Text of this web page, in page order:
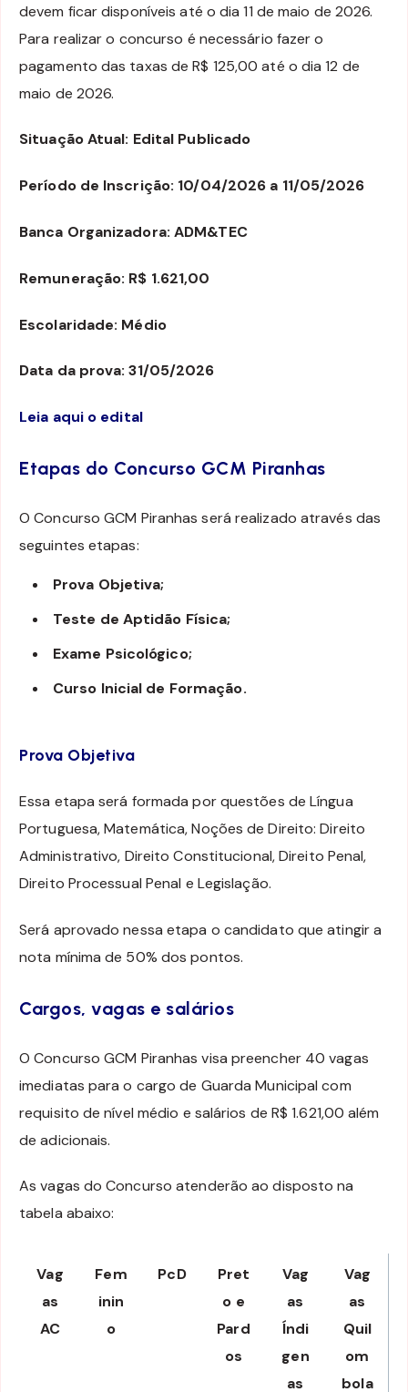
devem ficar disponíveis até o dia 11 de maio de 2026.
Para realizar o concurso é necessário fazer o
pagamento das taxas de R$ 125,00 até o dia 12 de
maio de 2026.
Situação Atual: Edital Publicado
Período de Inscrição: 10/04/2026 a 11/05/2026
Banca Organizadora: ADM&TEC
Remuneração: R$ 1.621,00
Escolaridade: Médio
Data da prova: 31/05/2026
Leia aqui o edital
Etapas do Concurso GCM Piranhas
O Concurso GCM Piranhas será realizado através das
seguintes etapas:
Prova Objetiva;
Teste de Aptidão Física;
Exame Psicológico;
Curso Inicial de Formação.
Prova Objetiva
Essa etapa será formada por questões de Língua
Portuguesa, Matemática, Noções de Direito: Direito
Administrativo, Direito Constitucional, Direito Penal,
Direito Processual Penal e Legislação.
Será aprovado nessa etapa o candidato que atingir a
nota mínima de 50% dos pontos.
Cargos, vagas e salários
O Concurso GCM Piranhas visa preencher 40 vagas
imediatas para o cargo de Guarda Municipal com
requisito de nível médio e salários de R$ 1.621,00 além
de adicionais.
As vagas do Concurso atenderão ao disposto na
tabela abaixo:
Vag
as
AC
Fem
inin
o
PcD
Pret
o e
Pard
os
Vag
as
Índi
gen
as
Vag
as
Quil
om
bola